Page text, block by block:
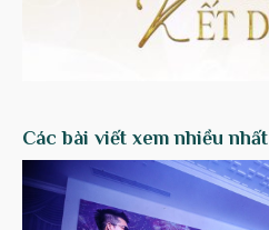
Các bài viết xem nhiều nhất